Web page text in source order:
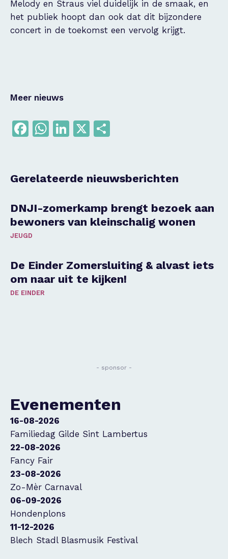
Melody en Straus viel duidelijk in de smaak, en
het publiek hoopt dan ook dat dit bijzondere
concert in de toekomst een vervolg krijgt.
Meer nieuws
Facebook
WhatsApp
LinkedIn
X
Gerelateerde nieuwsberichten
DNJI-zomerkamp brengt bezoek aan
bewoners van kleinschalig wonen
JEUGD
De Einder Zomersluiting & alvast iets
om naar uit te kijken!
DE EINDER
- sponsor -
Evenementen
16-08-2026
Familiedag Gilde Sint Lambertus
22-08-2026
Fancy Fair
23-08-2026
Zo-Mèr Carnaval
06-09-2026
Hondenplons
11-12-2026
Blech Stadl Blasmusik Festival